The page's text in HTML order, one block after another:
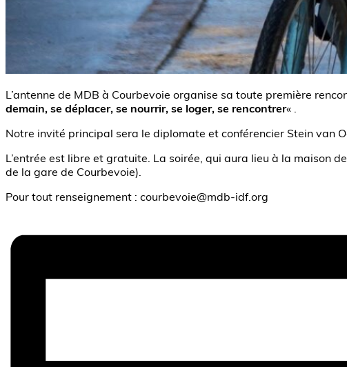
L’antenne de MDB à Courbevoie organise sa toute première
demain, se déplacer, se nourrir, se loger, se rencontrer« .
Notre invité principal sera le diplomate et conférencier Stein van
L’entrée est libre et gratuite. La soirée, qui aura lieu à la maison
de la gare de Courbevoie).
Pour tout renseignement : courbevoie@mdb-idf.org